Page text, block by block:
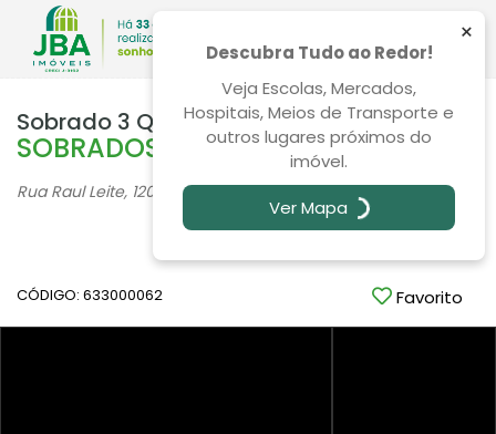
Sobrado 3 Quartos Bairro Alto 138m²
SOBRADOS NO BAIRRO ALTO
Rua Raul Leite, 120, Bairro Alto - Curitiba/PR
Venda
CÓDIGO: 633000062 Favorito
×
Descubra Tudo ao Redor!
Veja Escolas, Mercados,
Hospitais, Meios de Transporte e
outros lugares próximos do
imóvel.
Ver Mapa